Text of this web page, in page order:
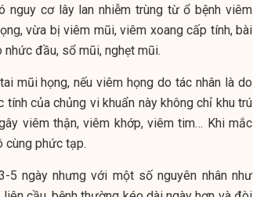
nguy cơ lây lan nhiễm trùng từ ổ bệnh viêm
vừa bị viêm mũi, viêm xoang cấp tính, bài
đầu, sổ mũi, nghẹt mũi.
mũi họng, nếu viêm họng do tác nhân là do
của chủng vi khuẩn này không chỉ khu trú
viêm thận, viêm khớp, viêm tim… Khi mắc
cùng phức tạp.
5 ngày nhưng với một số nguyên nhân như